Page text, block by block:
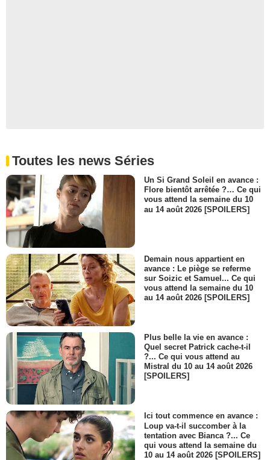
Toutes les news Séries
Un Si Grand Soleil en avance :
Flore bientôt arrêtée ?… Ce qui
vous attend la semaine du 10
au 14 août 2026 [SPOILERS]
Demain nous appartient en
avance : Le piège se referme
sur Soizic et Samuel... Ce qui
vous attend la semaine du 10
au 14 août 2026 [SPOILERS]
Plus belle la vie en avance :
Quel secret Patrick cache-t-il
?... Ce qui vous attend au
Mistral du 10 au 14 août 2026
[SPOILERS]
Ici tout commence en avance :
Loup va-t-il succomber à la
tentation avec Bianca ?... Ce
qui vous attend la semaine du
10 au 14 août 2026 [SPOILERS]